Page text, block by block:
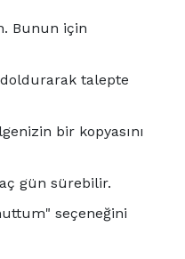
Bunun için
doldurarak talepte
bir kopyasını
gün sürebilir.
seçeneğini